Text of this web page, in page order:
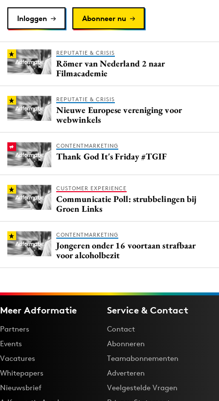
Reputatie & crisis
Inloggen Abonneer nu
REPUTATIE & CRISIS
Römer van Nederland 2 naar
Filmacademie
REPUTATIE & CRISIS
Nieuwe Europese vereniging voor
webwinkels
CONTENTMARKETING
Thank God It's Friday #TGIF
CUSTOMER EXPERIENCE
Communicatie Poll: strubbelingen bij
Groen Links
CONTENTMARKETING
Jongeren onder 16 voortaan strafbaar
voor alcoholbezit
Meer Adformatie
Partners
Events
Vacatures
Whitepapers
Nieuwsbrief
Service & Contact
Contact
Abonneren
Teamabonnementen
Adverteren
Veelgestelde Vragen